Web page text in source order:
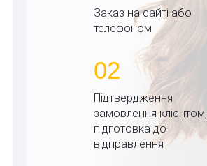
Заказ на сайті або
телефоном
02
Підтвердження
замовлення клієнтом,
підготовка до
відправлення